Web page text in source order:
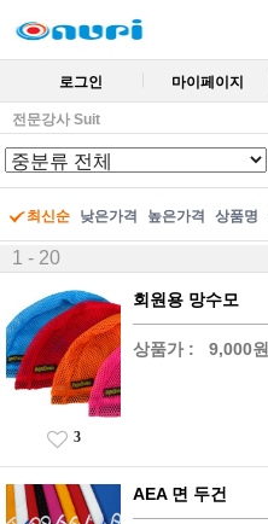
로그인 마이페이지
전문강사 Suit
최신순 낮은가격 높은가격 상품명
1 - 20
회원용 망수모
상품가 : 9,000원
3
AEA 면 두건